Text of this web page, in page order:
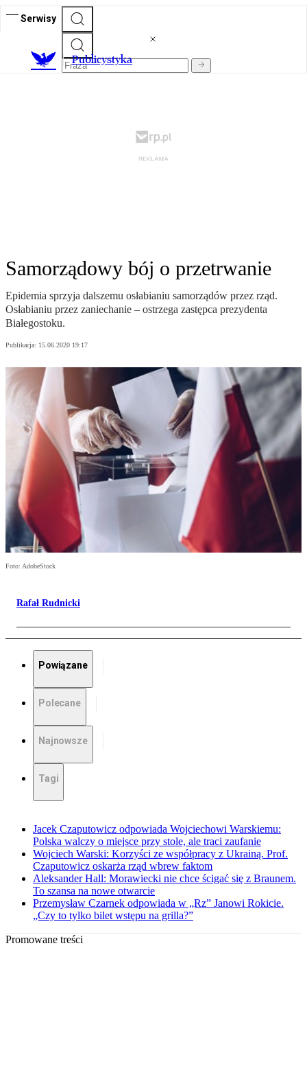
Serwisy
Publicystyka
Samorządowy bój o przetrwanie
Epidemia sprzyja dalszemu osłabianiu samorządów przez rząd.
Osłabianiu przez zaniechanie – ostrzega zastępca prezydenta
Białegostoku.
Publikacja: 15.06.2020 19:17
Foto: AdobeStock
Rafał Rudnicki
Powiązane
Polecane
Najnowsze
Tagi
Jacek Czaputowicz odpowiada Wojciechowi Warskiemu:
Polska walczy o miejsce przy stole, ale traci zaufanie
Wojciech Warski: Korzyści ze współpracy z Ukrainą. Prof.
Czaputowicz oskarża rząd wbrew faktom
Aleksander Hall: Morawiecki nie chce ścigać się z Braunem.
To szansa na nowe otwarcie
Przemysław Czarnek odpowiada w „Rz” Janowi Rokicie.
„Czy to tylko bilet wstępu na grilla?”
Promowane treści